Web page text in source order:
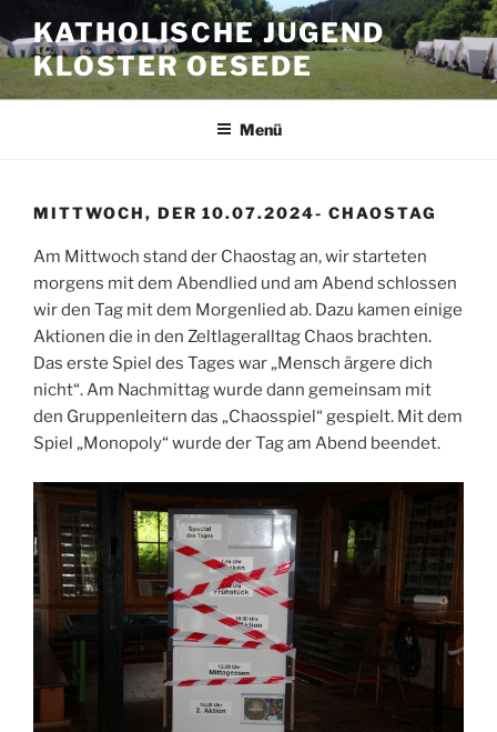
Inhalt
springen
KATHOLISCHE JUGEND
KLOSTER OESEDE
Menü
MITTWOCH, DER 10.07.2024- CHAOSTAG
Am Mittwoch stand der Chaostag an, wir starteten
morgens mit dem Abendlied und am Abend schlossen
wir den Tag mit dem Morgenlied ab. Dazu kamen einige
Aktionen die in den Zeltlageralltag Chaos brachten.
Das erste Spiel des Tages war „Mensch ärgere dich
nicht“. Am Nachmittag wurde dann gemeinsam mit
den Gruppenleitern das „Chaosspiel“ gespielt. Mit dem
Spiel „Monopoly“ wurde der Tag am Abend beendet.